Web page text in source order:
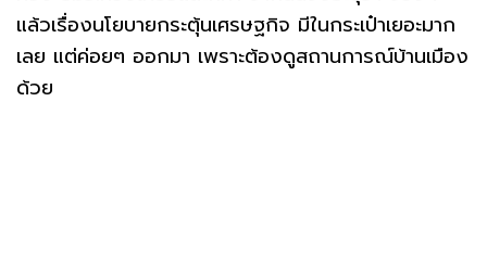
แล้วเรื่องนโยบายกระตุ้นเศรษฐกิจ มีในกระเป๋าเยอะมาก
เลย แต่ค่อยๆ ออกมา เพราะต้องดูสถานการณ์บ้านเมือง
ด้วย